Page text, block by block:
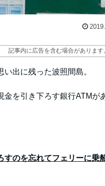
記事内に広告を含む場合があります
出に残った波照間島。
金を引き下ろす銀行ATMが
すのを忘れてフェリーに乗